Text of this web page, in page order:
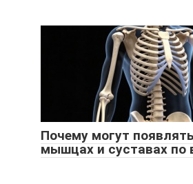
Почему могут
мышцах и суставах по